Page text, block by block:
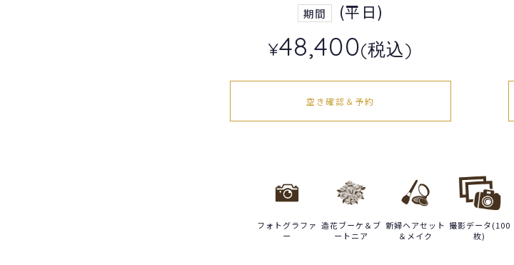
期間 (平日)
¥48,400(税込)
空き確認＆予約
フォトグラファ
ー
造花ブーケ＆ブ
ートニア
新婦ヘアセット
＆メイク
撮影データ(100
枚)